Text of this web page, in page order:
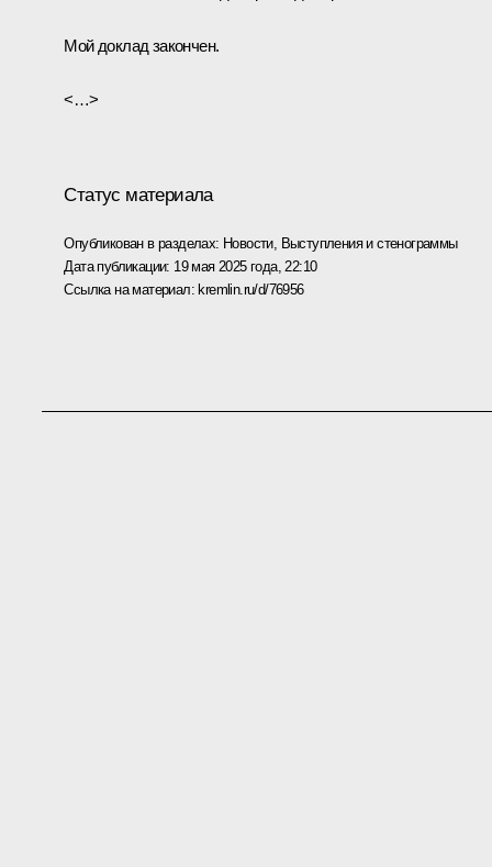
Мой доклад закончен.
<…>
Статус материала
Опубликован в разделах: Новости, Выступления и стенограммы
Дата публикации: 19 мая 2025 года, 22:10
Ссылка на материал: kremlin.ru/d/76956